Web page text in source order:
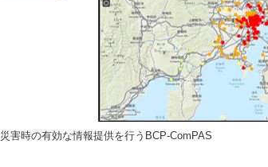
災害時の有効な情報提供を行うBCP-ComPAS